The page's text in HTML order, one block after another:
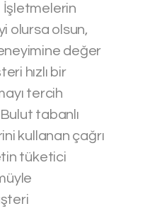
olursa olsun,
değer
hızlı bir
tercih
tabanlı
kullanan çağrı
tüketici